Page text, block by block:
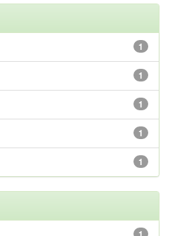
1
1
1
1
1